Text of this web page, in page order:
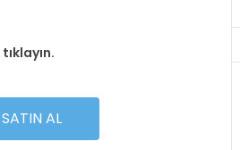
tıklayın.